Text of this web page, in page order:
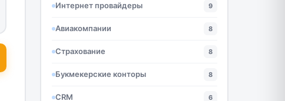
Интернет провайдеры 9
Авиакомпании 8
Страхование 8
Букмекерские конторы 8
CRM 6